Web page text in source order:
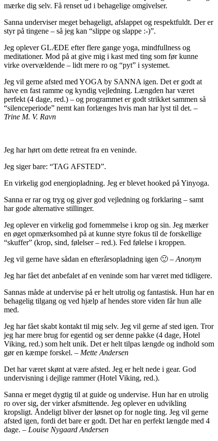
mærke dig selv. Få renset ud i behagelige omgivelser.
Sanna underviser meget behageligt, afslappet og respektfuldt. Der er
styr på tingene – så jeg kan “slippe og slappe :-)”.
Jeg oplever GLÆDE efter flere gange yoga, mindfullness og
meditationer. Mod på at give mig i kast med ting som før kunne
virke overvældende – lidt mere ro og “pyt” i systemet.
Jeg vil gerne afsted med YOGA by SANNA igen. Det er godt at
have en fast ramme og kyndig vejledning. Længden har været
perfekt (4 dage, red.) – og programmet er godt strikket sammen så
“silenceperiode” nemt kan forlænges hvis man har lyst til det. –
Trine M. V. Ravn
Jeg har hørt om dette retreat fra en veninde.
Jeg siger bare: “TAG AFSTED”.
En virkelig god energiopladning. Jeg er blevet hooked på Yinyoga.
Sanna er rar og tryg og giver god vejledning og forklaring – samt
har gode alternative stillinger.
Jeg oplever en virkelig god fornemmelse i krop og sin. Jeg mærker
en øget opmærksomhed på at kunne styre fokus til de forskellige
“skuffer” (krop, sind, følelser – red.). Fed følelse i kroppen.
Jeg vil gerne have sådan en efterårsopladning igen 🙂 – Anonym
Jeg har fået det anbefalet af en veninde som har været med tidligere.
Sannas måde at undervise på er helt utrolig og fantastisk. Hun har en
behagelig tilgang og ved hjælp af hendes store viden får hun alle
med.
Jeg har fået skabt kontakt til mig selv. Jeg vil gerne af sted igen. Tror
jeg har mere brug for egentid og ser denne pakke (4 dage, Hotel
Viking, red.) som helt unik. Det er helt tilpas længde og indhold som
gør en kæmpe forskel. – Mette Andersen
Det har været skønt at være afsted. Jeg er helt nede i gear. God
undervisning i dejlige rammer (Hotel Viking, red.).
Sanna er meget dygtig til at guide og undervise. Hun har en utrolig
ro over sig, der virker afsmittende. Jeg oplever en udvikling
kropsligt. Åndeligt bliver der løsnet op for nogle ting. Jeg vil gerne
afsted igen, fordi det bare er godt. Det har en perfekt længde med 4
dage. – Louise Nygaard Andersen